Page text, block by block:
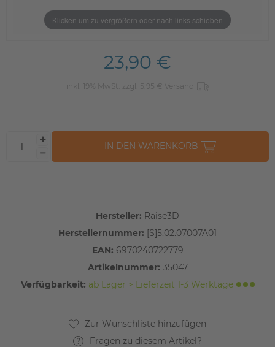
Klicken um zu vergrößern oder nach links schieben
Hersteller: Raise3D
Herstellernummer: [S]5.02.07007A01
EAN: 6970240722779
Artikelnummer: 35047
Verfügbarkeit: ab Lager > Lieferzeit 1-3 Werktage
Fragen zu diesem Artikel?
23,90 €
inkl. 19% MwSt. zzgl. 5,95 € Versand
IN DEN WARENKORB